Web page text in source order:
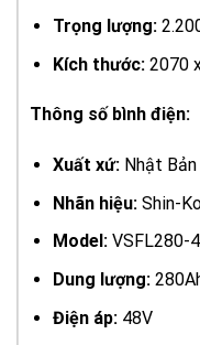
Trọng lượng:
Kích thước:2070
Thông số bình điện:
Xuất xứ:Nhật Bản
Nhãn hiệu:Shin-
Model:VSFL280-
Dung lượng:
Điện áp:48V